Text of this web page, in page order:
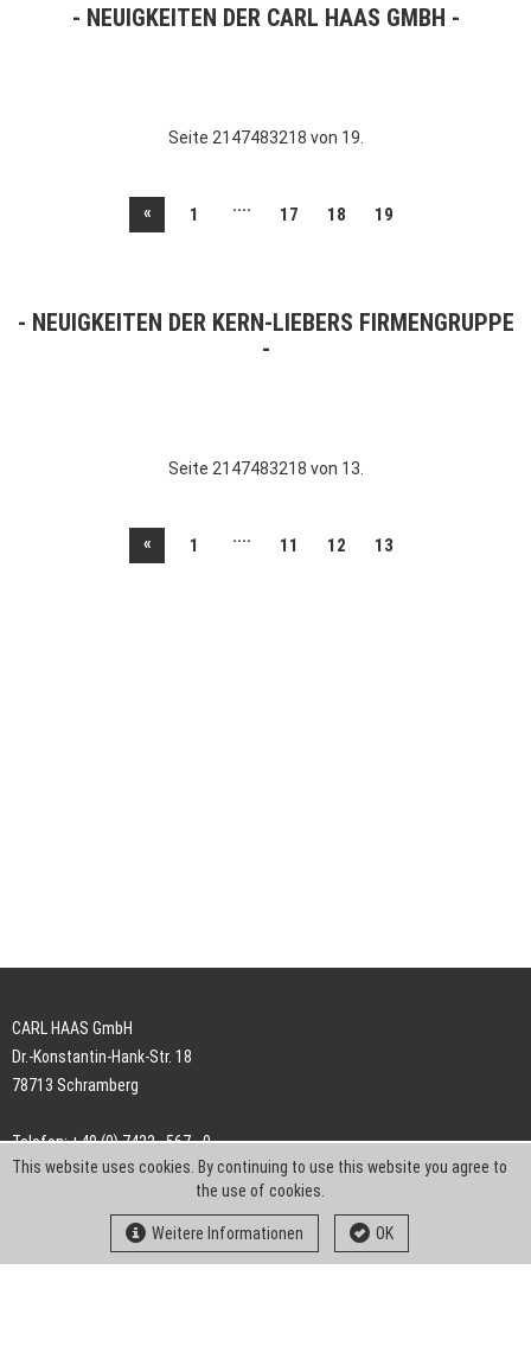
NEUIGKEITEN DER CARL HAAS GMBH
Seite 2147483218 von 19.
« 1 .... 17 18 19
NEUIGKEITEN DER KERN-LIEBERS FIRMENGRUPPE
Seite 2147483218 von 13.
« 1 .... 11 12 13
CARL HAAS GmbH
Dr.-Konstantin-Hank-Str. 18
78713 Schramberg
Telefon: +49 (0) 7422 . 567 - 0
Telefax: +49 (0) 7422 . 567 - 239
info-ch@kern-liebers.com
This website uses cookies. By continuing to use this website you agree to
the use of cookies.
Weitere Informationen OK